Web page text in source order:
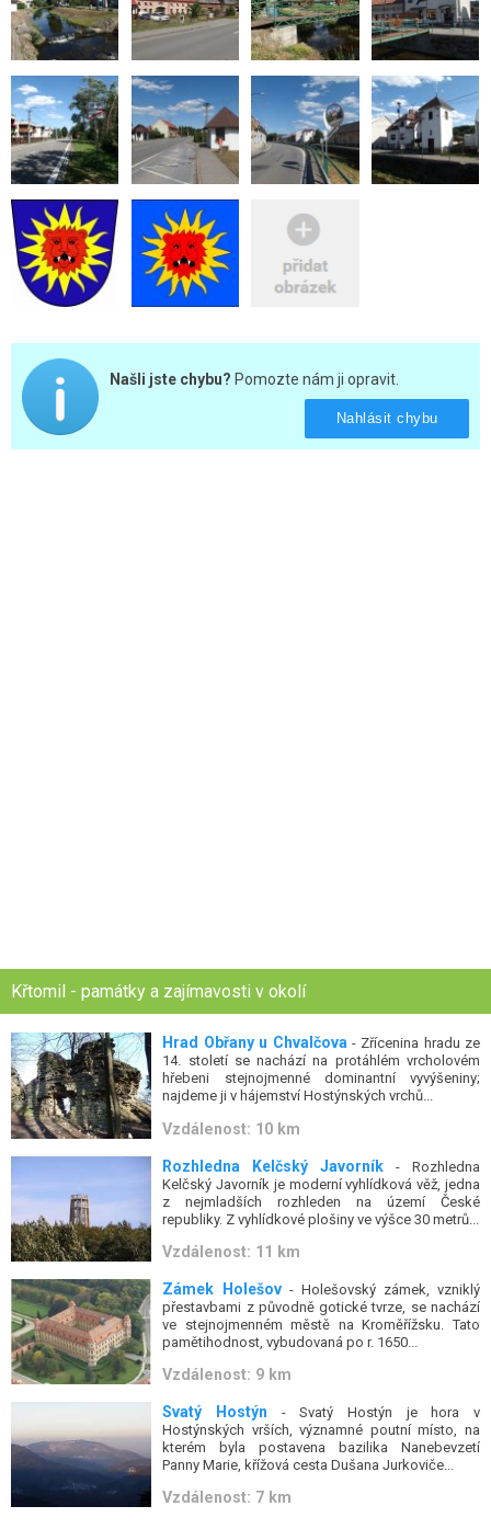
Našli jste chybu? Pomozte nám ji opravit.
Nahlásit chybu
Křtomil - památky a zajímavosti v okolí
Hrad Obřany u Chvalčova- Zřícenina hradu ze
14. století se nachází na protáhlém vrcholovém
hřebeni stejnojmenné dominantní vyvýšeniny;
najdeme ji v hájemství Hostýnských vrchů...
Vzdálenost: 10 km
Rozhledna Kelčský Javorník - Rozhledna
Kelčský Javorník je moderní vyhlídková věž, jedna
z nejmladších rozhleden na území České
republiky. Z vyhlídkové plošiny ve výšce 30 metrů...
Vzdálenost: 11 km
Zámek Holešov- Holešovský zámek, vzniklý
přestavbami z původně gotické tvrze, se nachází
ve stejnojmenném městě na Kroměřížsku. Tato
pamětihodnost, vybudovaná po r. 1650...
Vzdálenost: 9 km
Svatý Hostýn - Svatý Hostýn je hora v
Hostýnských vrších, významné poutní místo, na
kterém byla postavena bazilika Nanebevzetí
Panny Marie, křížová cesta Dušana Jurkoviče...
Vzdálenost: 7 km